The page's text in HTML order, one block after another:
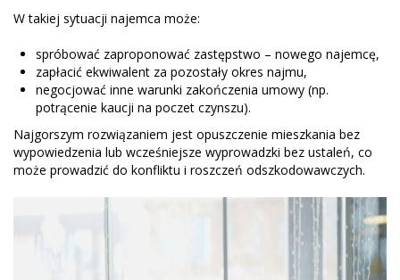
W takiej sytuacji najemca może:
spróbować zaproponować zastępstwo – nowego najemcę,
zapłacić ekwiwalent za pozostały okres najmu,
negocjować inne warunki zakończenia umowy (np.
potrącenie kaucji na poczet czynszu).
Najgorszym rozwiązaniem jest opuszczenie mieszkania bez
wypowiedzenia lub wcześniejsze wyprowadzki bez ustaleń, co
może prowadzić do konfliktu i roszczeń odszkodowawczych.